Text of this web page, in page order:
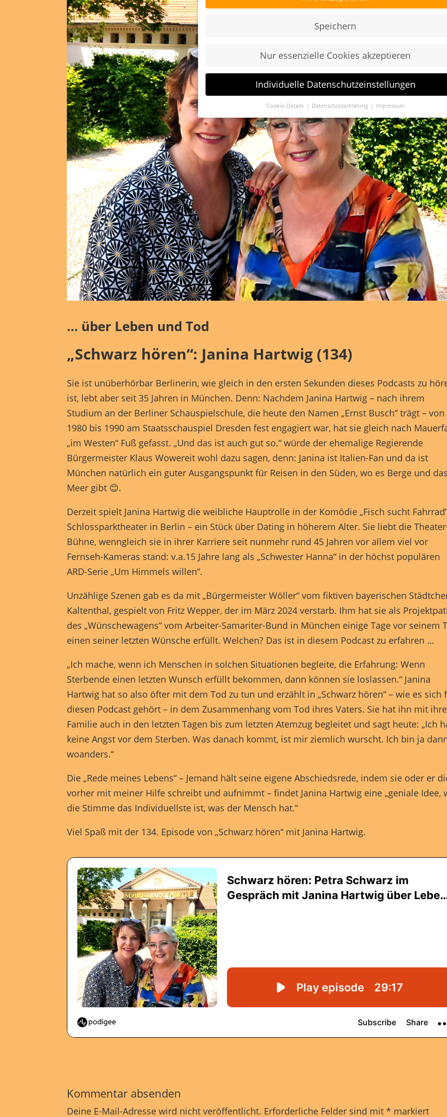
… über Leben und Tod
„Schwarz hören“: Janina Hartwig (134)
Sie ist unüberhörbar Berlinerin, wie gleich in den ersten Sekunden dieses Podcasts zu
ist, lebt aber seit 35 Jahren in München. Denn: Nachdem Janina Hartwig – nach ihrem
Studium an der Berliner Schauspielschule, die heute den Namen „Ernst Busch“ trägt – von
1980 bis 1990 am Staatsschauspiel Dresden fest engagiert war, hat sie gleich nach
„im Westen“ Fuß gefasst. „Und das ist auch gut so.“ würde der ehemalige Regierende
Bürgermeister Klaus Wowereit wohl dazu sagen, denn: Janina ist Italien-Fan und da ist
München natürlich ein guter Ausgangspunkt für Reisen in den Süden, wo es Berge und das
Meer gibt 😊.
Derzeit spielt Janina Hartwig die weibliche Hauptrolle in der Komödie „Fisch sucht
Schlossparktheater in Berlin – ein Stück über Dating in höherem Alter. Sie liebt die
Bühne, wenngleich sie in ihrer Karriere seit nunmehr rund 45 Jahren vor allem viel vor
Fernseh-Kameras stand: v.a.15 Jahre lang als „Schwester Hanna“ in der höchst populären
ARD-Serie „Um Himmels willen“.
Unzählige Szenen gab es da mit „Bürgermeister Wöller“ vom fiktiven bayerischen
Kaltenthal, gespielt von Fritz Wepper, der im März 2024 verstarb. Ihm hat sie als
des „Wünschewagens“ vom Arbeiter-Samariter-Bund in München einige Tage vor seinem
einen seiner letzten Wünsche erfüllt. Welchen? Das ist in diesem Podcast zu erfahren …
„Ich mache, wenn ich Menschen in solchen Situationen begleite, die Erfahrung: Wenn
Sterbende einen letzten Wunsch erfüllt bekommen, dann können sie loslassen.“ Janina
Hartwig hat so also öfter mit dem Tod zu tun und erzählt in „Schwarz hören“ – wie es sich
diesen Podcast gehört – in dem Zusammenhang vom Tod ihres Vaters. Sie hat ihn mit
Familie auch in den letzten Tagen bis zum letzten Atemzug begleitet und sagt heute: „Ich
keine Angst vor dem Sterben. Was danach kommt, ist mir ziemlich wurscht. Ich bin ja
woanders.“
Die „Rede meines Lebens“ – Jemand hält seine eigene Abschiedsrede, indem sie oder er
vorher mit meiner Hilfe schreibt und aufnimmt – findet Janina Hartwig eine „geniale Idee,
die Stimme das Individuellste ist, was der Mensch hat.“
Viel Spaß mit der 134. Episode von „Schwarz hören“ mit Janina Hartwig.
Kommentar absenden
Deine E-Mail-Adresse wird nicht veröffentlicht. Erforderliche Felder sind mit* markiert
Speichern
Nur essenzielle Cookies akzeptieren
Individuelle Datenschutzeinstellungen
Cookie-Details Datenschutzerklärung Impressum
Datenschutzeinstellungen
Wenn Sie unter 16 Jahre alt sind und Ihre Zustimmung zu freiwilligen
Diensten geben möchten, müssen Sie Ihre Erziehungsberechtigten um
Erlaubnis bitten.
Wir verwenden Cookies und andere Technologien auf unserer Website.
Einige von ihnen sind essenziell, während andere uns helfen, diese
und Ihre Erfahrung zu verbessern. Personenbezogene Daten können
verarbeitet werden (z. B. IP-Adressen), z. B. für personalisierte
Inhalte oder Anzeigen- und Inhaltsmessung. Weitere Informationen
Verwendung Ihrer Daten finden Sie in unsererDatenschutzerklärung.
Hier finden Sie eine Übersicht über alle verwendeten Cookies. Sie
Ihre Einwilligung zu ganzen Kategorien geben oder sich weitere
Informationen anzeigen lassen und so nur bestimmte Cookies
Alle akzeptieren Speichern
Nur essenzielle Cookies akzeptieren
Funktion der Website erforderlich.
Cookie-Informationen anzeigen
Marketing (1)
Marketing-Cookies werden von Drittanbietern oder Publishern verwendet, um
personalisierte Werbung anzuzeigen. Sie tun dies, indem sie Besucher über Websites
hinweg verfolgen.
Cookie-Informationen anzeigen
Externe Medien (7)
Inhalte von Videoplattformen und Social-Media-Plattformen werden standardmäßig